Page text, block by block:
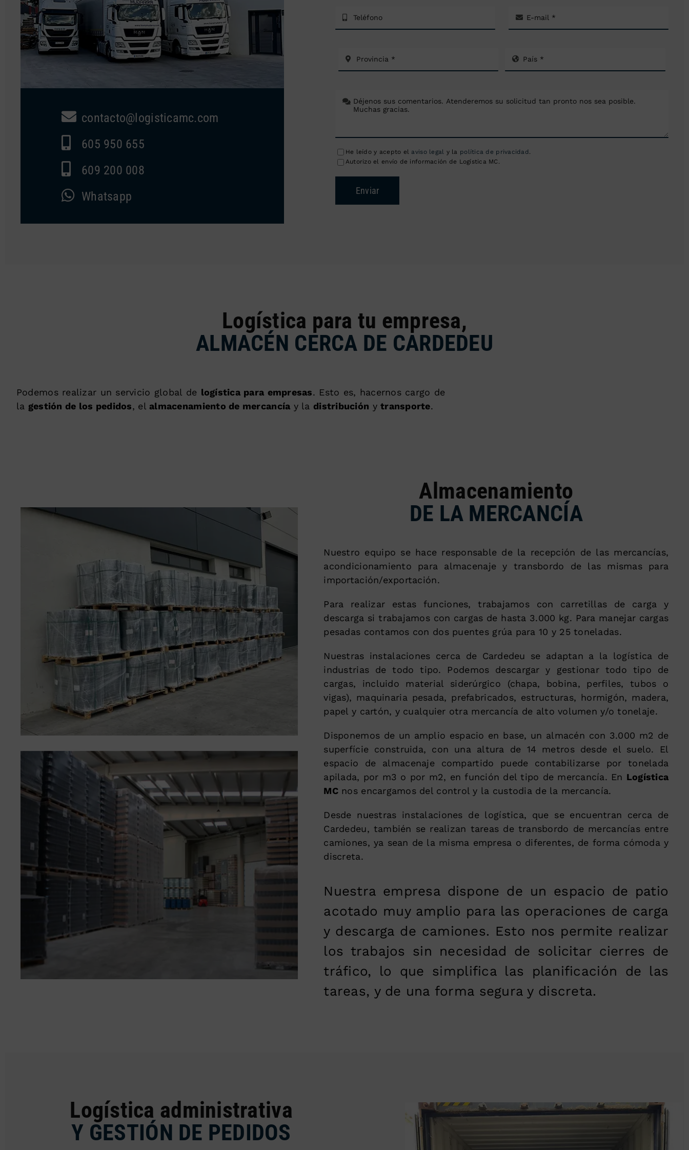
contacto@logisticamc.com
605 950 655
609 200 008
Whatsapp
He leído y acepto el aviso legal y la política de privacidad .
Autorizo el envío de información de Logística MC.
Enviar
Logística para tu empresa,
ALMACÉN CERCA DE CARDEDEU
Podemos realizar un servicio global de logística para empresas. Esto es, hacernos cargo de
la gestión de los pedidos, elalmacenamiento de mercancía y la distribución ytransporte.
Almacenamiento
DE LA MERCANCÍA
Nuestro equipo se hace responsable de la recepción de las mercancías,
acondicionamiento para almacenaje y transbordo de las mismas para
importación/exportación.
Para realizar estas funciones, trabajamos con carretillas de carga y
descarga si trabajamos con cargas de hasta 3.000 kg. Para manejar cargas
pesadas contamos con dos puentes grúa para 10 y 25 toneladas.
Nuestras instalaciones cerca de Cardedeu se adaptan a la logística de
industrias de todo tipo. Podemos descargar y gestionar todo tipo de
cargas, incluido material siderúrgico (chapa, bobina, perfiles, tubos o
vigas), maquinaria pesada, prefabricados, estructuras, hormigón, madera,
papel y cartón, y cualquier otra mercancía de alto volumen y/o tonelaje.
Disponemos de un amplio espacio en base, un almacén con 3.000 m2 de
superfície construida, con una altura de 14 metros desde el suelo. El
espacio de almacenaje compartido puede contabilizarse por tonelada
apilada, por m3 o por m2, en función del tipo de mercancía. En Logística
MCnos encargamos del control y la custodia de la mercancía.
Desde nuestras instalaciones de logística, que se encuentran cerca de
Cardedeu, también se realizan tareas de transbordo de mercancías entre
camiones, ya sean de la misma empresa o diferentes, de forma cómoda y
discreta.
Nuestra empresa dispone de un espacio de patio
acotado muy amplio para las operaciones de carga
y descarga de camiones. Esto nos permite realizar
los trabajos sin necesidad de solicitar cierres de
tráfico, lo que simplifica las planificación de las
tareas, y de una forma segura y discreta.
Logística administrativa
Y GESTIÓN DE PEDIDOS